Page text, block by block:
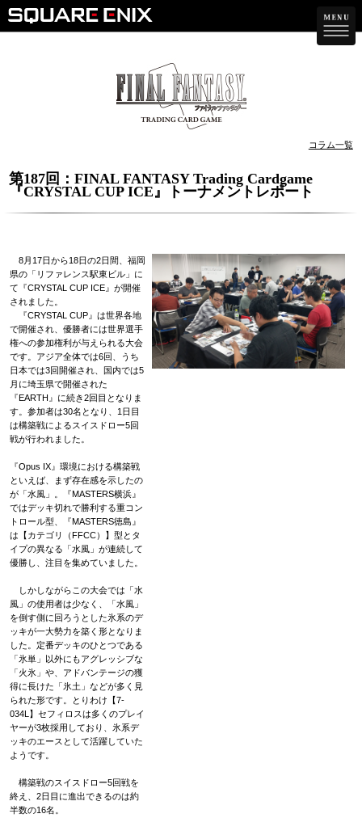
コラム一覧
第187回：FINAL FANTASY Trading Cardgame
『CRYSTAL CUP ICE』トーナメントレポート
8月17日から18日の2日間、福岡
県の「リファレンス駅東ビル」に
て『CRYSTAL CUP ICE』が開催
されました。
『CRYSTAL CUP』は世界各地
で開催され、優勝者には世界選手
権への参加権利が与えられる大会
です。アジア全体では6回、うち
日本では3回開催され、国内では5
月に埼玉県で開催された
『EARTH』に続き2回目となりま
す。参加者は30名となり、1日目
は構築戦によるスイスドロー5回
戦が行われました。
『Opus IX』環境における構築戦
といえば、まず存在感を示したの
が「水風」。『MASTERS横浜』
ではデッキ切れで勝利する重コン
トロール型、『MASTERS徳島』
は【カテゴリ（FFCC）】型とタ
イプの異なる「水風」が連続して
優勝し、注目を集めていました。
しかしながらこの大会では「水
風」の使用者は少なく、「水風」
を倒す側に回ろうとした氷系のデ
ッキが一大勢力を築く形となりま
した。定番デッキのひとつである
「氷単」以外にもアグレッシブな
「火氷」や、アドバンテージの獲
得に長けた「氷土」などが多く見
られた形です。とりわけ【7-
034L】セフィロスは多くのプレイ
ヤーが3枚採用しており、氷系デ
ッキのエースとして活躍していた
ようです。
構築戦のスイスドロー5回戦を
終え、2日目に進出できるのは約
半数の16名。